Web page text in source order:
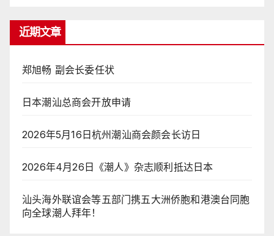
近期文章
郑旭畅 副会长委任状
日本潮汕总商会开放申请
2026年5月16日杭州潮汕商会颜会长访日
2026年4月26日《潮人》杂志顺利抵达日本
汕头海外联谊会等五部门携五大洲侨胞和港澳台同胞
向全球潮人拜年！